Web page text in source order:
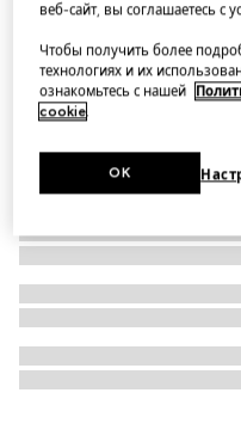
веб-сайт, вы соглашаетесь с
Чтобы получить более
технологиях и их
ознакомьтесь с нашей
cookie.
OK